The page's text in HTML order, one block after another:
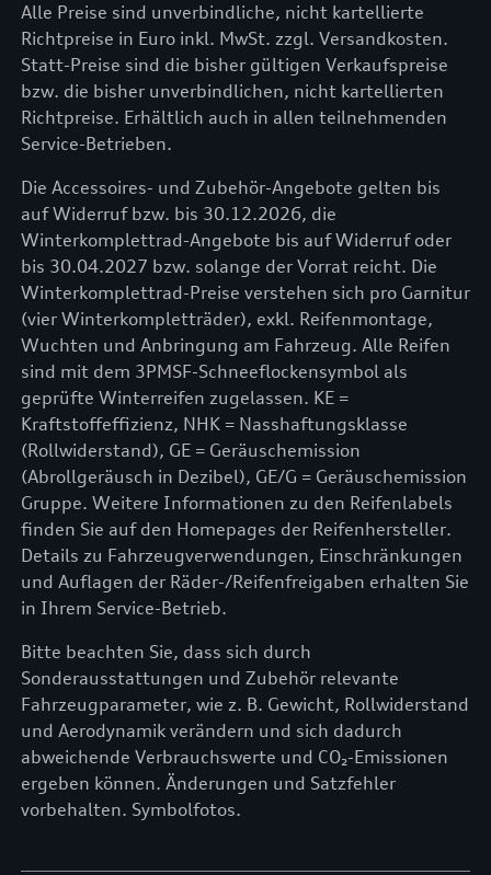
Alle Preise sind unverbindliche, nicht kartellierte
Richtpreise in Euro inkl. MwSt. zzgl. Versandkosten.
Statt-Preise sind die bisher gültigen Verkaufspreise
bzw. die bisher unverbindlichen, nicht kartellierten
Richtpreise. Erhältlich auch in allen teilnehmenden
Service-Betrieben.
Die Accessoires- und Zubehör-Angebote gelten bis
auf Widerruf bzw. bis 30.12.2026, die
Winterkomplettrad-Angebote bis auf Widerruf oder
bis 30.04.2027 bzw. solange der Vorrat reicht. Die
Winterkomplettrad-Preise verstehen sich pro Garnitur
(vier Winterkompletträder), exkl. Reifenmontage,
Wuchten und Anbringung am Fahrzeug. Alle Reifen
sind mit dem 3PMSF-Schneeflockensymbol als
geprüfte Winterreifen zugelassen. KE =
Kraftstoffeffizienz, NHK = Nasshaftungsklasse
(Rollwiderstand), GE = Geräuschemission
(Abrollgeräusch in Dezibel), GE/G = Geräuschemission
Gruppe. Weitere Informationen zu den Reifenlabels
finden Sie auf den Homepages der Reifenhersteller.
Details zu Fahrzeugverwendungen, Einschränkungen
und Auflagen der Räder-/Reifenfreigaben erhalten Sie
in Ihrem Service-Betrieb.
Bitte beachten Sie, dass sich durch
Sonderausstattungen und Zubehör relevante
Fahrzeugparameter, wie z. B. Gewicht, Rollwiderstand
und Aerodynamik verändern und sich dadurch
abweichende Verbrauchswerte und CO₂-Emissionen
ergeben können. Änderungen und Satzfehler
vorbehalten. Symbolfotos.